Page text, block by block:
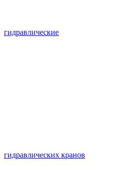
гидравлические
гидравлических кранов